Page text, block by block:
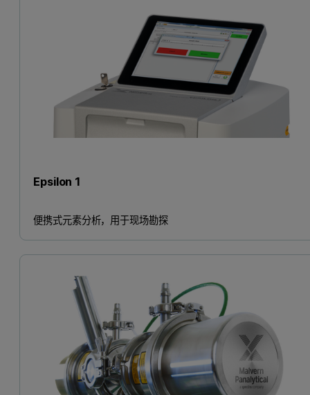
Epsilon 1
便携式元素分析，用于现场勘探